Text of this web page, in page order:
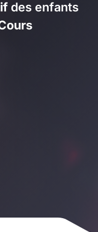
des enfants